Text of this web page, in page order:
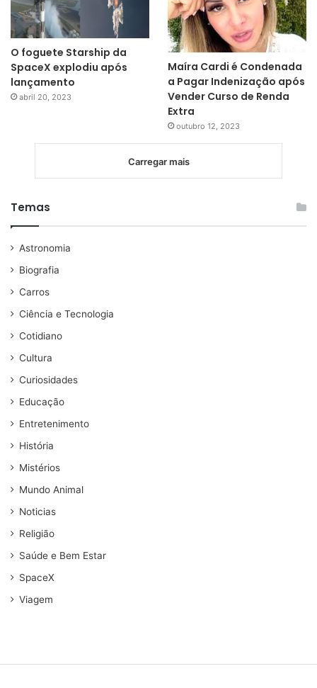
O foguete Starship da
SpaceX explodiu após
lançamento
abril 20, 2023
Maíra Cardi é Condenada
a Pagar Indenização após
Vender Curso de Renda
Extra
outubro 12, 2023
Carregar mais
Temas
Astronomia
Biografia
Carros
Ciência e Tecnologia
Cotidiano
Cultura
Curiosidades
Educação
Entretenimento
História
Mistérios
Mundo Animal
Noticias
Religião
Saúde e Bem Estar
SpaceX
Viagem